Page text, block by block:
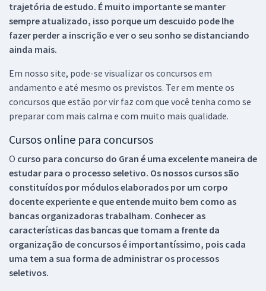
trajetória de estudo. É muito importante se manter
sempre atualizado, isso porque um descuido pode lhe
fazer perder a inscrição e ver o seu sonho se distanciando
ainda mais.
Em nosso site, pode-se visualizar os concursos em
andamento e até mesmo os previstos. Ter em mente os
concursos que estão por vir faz com que você tenha como se
preparar com mais calma e com muito mais qualidade.
Cursos online para concursos
O curso para concurso do Gran é uma excelente maneira de
estudar para o processo seletivo. Os nossos cursos são
constituídos por módulos elaborados por um corpo
docente experiente e que entende muito bem como as
bancas organizadoras trabalham. Conhecer as
características das bancas que tomam a frente da
organização de concursos é importantíssimo, pois cada
uma tem a sua forma de administrar os processos
seletivos.